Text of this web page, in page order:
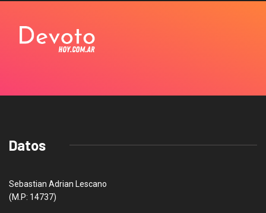
Datos
Sebastian Adrian Lescano
(M.P: 14737)